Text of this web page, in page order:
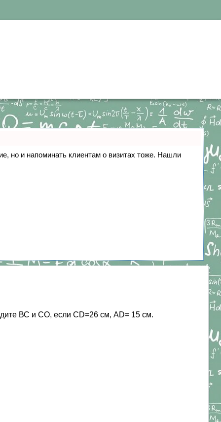
но и напоминать клиентам о визитах тоже. Нашли
ВС и СО, если CD=26 см, AD= 15 см.